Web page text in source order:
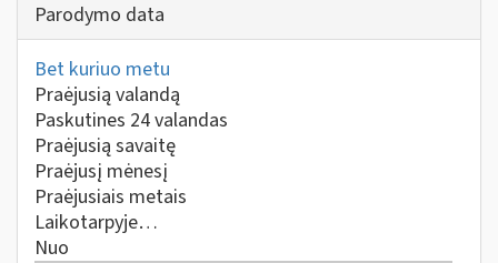
Parodymo data
Bet kuriuo metu
Praėjusią valandą
Paskutines 24 valandas
Praėjusią savaitę
Praėjusį mėnesį
Praėjusiais metais
Laikotarpyje…
Nuo